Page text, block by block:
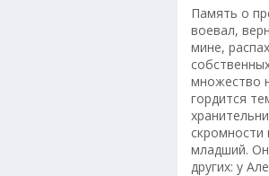
Память о
воевал,
мине,
множество
гордится
младший.
других: у